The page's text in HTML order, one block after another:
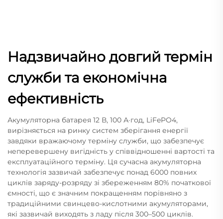
Надзвичайно довгий термін
служби та економічна
ефективність
Акумуляторна батарея 12 В, 100 А·год, LiFePO4,
вирізняється на ринку систем зберігання енергії
завдяки вражаючому терміну служби, що забезпечує
неперевершену вигідність у співвідношенні вартості та
експлуатаційного терміну. Ця сучасна акумуляторна
технологія зазвичай забезпечує понад 6000 повних
циклів заряду-розряду зі збереженням 80% початкової
ємності, що є значним покращенням порівняно з
традиційними свинцево-кислотними акумуляторами,
які зазвичай виходять з ладу після 300–500 циклів.